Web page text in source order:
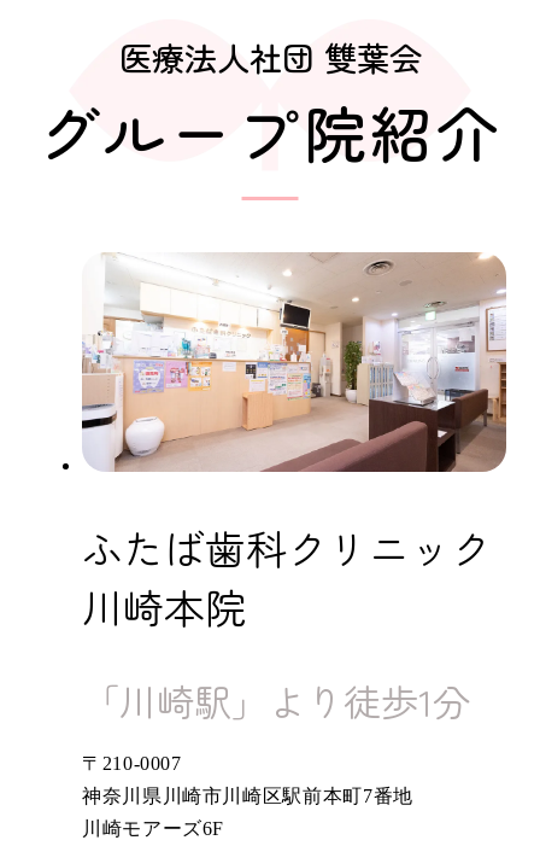
医療法人社団 雙葉会
グループ院紹介
ふたば歯科クリニック
川崎本院
「川崎駅」より徒歩1分
〒210-0007
神奈川県川崎市川崎区駅前本町7番地
川崎モアーズ6F